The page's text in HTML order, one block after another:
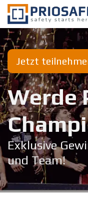
Zum Inhalt springen
Jetzt
Werde
Exklusive
und Team!